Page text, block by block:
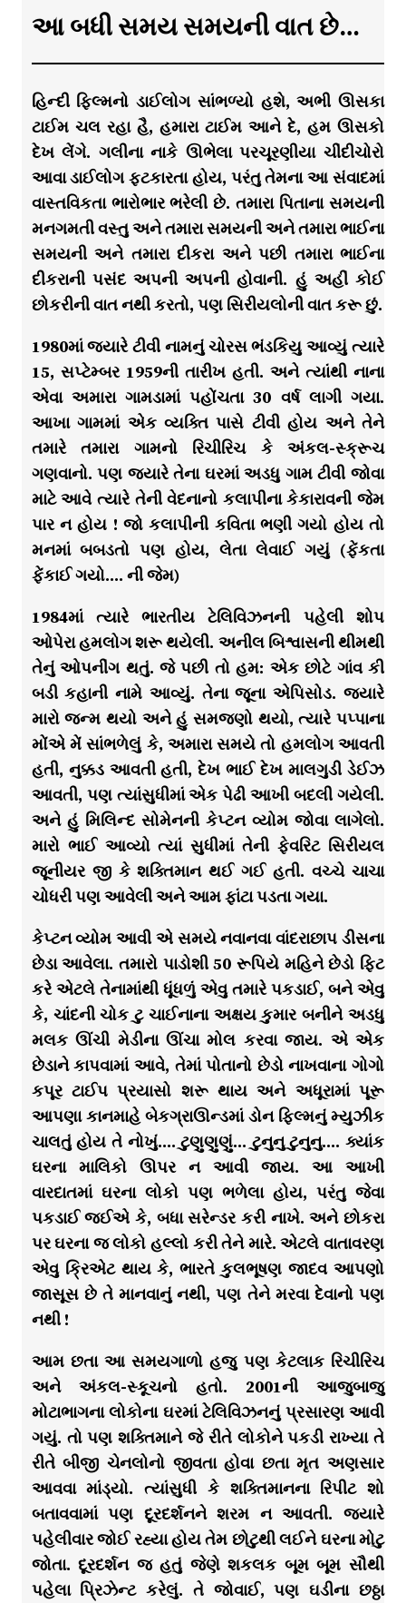
આ બધી સમય સમયની વાત છે…
હિન્દી ફિલ્મનો ડાઈલોગ સાંભળ્યો હશે, અભી ઊસકા
ટાઈમ ચલ રહા હૈ, હમારા ટાઈમ આને દે, હમ ઊસકો
દેખ લેંગે. ગલીના નાકે ઊભેલા પરચૂરણીયા ચીંદીચોરો
આવા ડાઈલોગ ફટકારતા હોય, પરંતુ તેમના આ સંવાદમાં
વાસ્તવિકતા ભારોભાર ભરેલી છે. તમારા પિતાના સમયની
મનગમતી વસ્તુ અને તમારા સમયની અને તમારા ભાઈના
સમયની અને તમારા દીકરા અને પછી તમારા ભાઈના
દીકરાની પસંદ અપની અપની હોવાની. હું અહીં કોઈ
છોકરીની વાત નથી કરતો, પણ સિરીયલોની વાત કરૂ છું.
1980માં જ્યારે ટીવી નામનું ચોરસ ભંડકિયુ આવ્યું ત્યારે
15, સપ્ટેમ્બર 1959ની તારીખ હતી. અને ત્યાંથી નાના
એવા અમારા ગામડામાં પહોંચતા 30 વર્ષ લાગી ગયા.
આખા ગામમાં એક વ્યક્તિ પાસે ટીવી હોય અને તેને
તમારે તમારા ગામનો રિચીરિચ કે અંકલ-સ્ક્રૂચ
ગણવાનો. પણ જ્યારે તેના ઘરમાં અડધુ ગામ ટીવી જોવા
માટે આવે ત્યારે તેની વેદનાનો કલાપીના કેકારાવની જેમ
પાર ન હોય ! જો કલાપીની કવિતા ભણી ગયો હોય તો
મનમાં બબડતો પણ હોય, લેતા લેવાઈ ગયું (ફેંકતા
ફેંકાઈ ગયો…. ની જેમ)
1984માં ત્યારે ભારતીય ટેલિવિઝનની પહેલી શોપ
ઓપેરા હમલોગ શરૂ થયેલી. અનીલ બિશ્વાસની થીમથી
તેનું ઓપનીંગ થતું. જે પછી તો હમ: એક છોટે ગાંવ કી
બડી કહાની નામે આવ્યું. તેના જૂના એપિસોડ. જ્યારે
મારો જન્મ થયો અને હું સમજણો થયો, ત્યારે પપ્પાના
મોંએ મેં સાંભળેલું કે, અમારા સમયે તો હમલોગ આવતી
હતી, નુક્કડ આવતી હતી, દેખ ભાઈ દેખ માલગુડી ડેઈઝ
આવતી, પણ ત્યાંસુધીમાં એક પેઢી આખી બદલી ગયેલી.
અને હું મિલિન્દ સોમેનની કેપ્ટન વ્યોમ જોવા લાગેલો.
મારો ભાઈ આવ્યો ત્યાં સુધીમાં તેની ફેવરિટ સિરીયલ
જૂનીયર જી કે શક્તિમાન થઈ ગઈ હતી. વચ્ચે ચાચા
ચોધરી પણ આવેલી અને આમ ફાંટા પડતા ગયા.
કેપ્ટન વ્યોમ આવી એ સમયે નવાનવા વાંદરાછાપ ડીસના
છેડા આવેલા. તમારો પાડોશી 50 રૂપિયે મહિને છેડો ફિટ
કરે એટલે તેનામાંથી ધૂંધળું એવુ તમારે પકડાઈ, બને એવુ
કે, ચાંદની ચોક ટુ ચાઈનાના અક્ષય કુમાર બનીને અડધુ
મલક ઊંચી મેડીના ઊંચા મોલ કરવા જાય. એ એક
છેડાને કાપવામાં આવે, તેમાં પોતાનો છેડો નાખવાના ગોગો
કપૂર ટાઈપ પ્રયાસો શરૂ થાય અને અધૂરામાં પૂરૂ
આપણા કાનમાહે બેકગ્રાઊન્ડમાં ડોન ફિલ્મનું મ્યુઝીક
ચાલતું હોય તે નોખું…. ટુણુણુણું… ટુનુનુ ટુનુનુ…. ક્યાંક
ઘરના માલિકો ઊપર ન આવી જાય. આ આખી
વારદાતમાં ઘરના લોકો પણ ભળેલા હોય, પરંતુ જેવા
પકડાઈ જઈએ કે, બધા સરેન્ડર કરી નાખે. અને છોકરા
પર ઘરના જ લોકો હલ્લો કરી તેને મારે. એટલે વાતાવરણ
એવુ ક્રિએટ થાય કે, ભારતે કુલભૂષણ જાદવ આપણો
જાસૂસ છે તે માનવાનું નથી, પણ તેને મરવા દેવાનો પણ
નથી !
આમ છતા આ સમયગાળો હજુ પણ કેટલાક રિચીરિચ
અને અંકલ-સ્કૂચનો હતો. 2001ની આજુબાજુ
મોટાભાગના લોકોના ઘરમાં ટેલિવિઝનનું પ્રસારણ આવી
ગયું. તો પણ શક્તિમાને જે રીતે લોકોને પકડી રાખ્યા તે
રીતે બીજી ચેનલોનો જીવતા હોવા છતા મૃત અણસાર
આવવા માંડ્યો. ત્યાંસુધી કે શક્તિમાનના રિપીટ શો
બતાવવામાં પણ દૂરદર્શનને શરમ ન આવતી. જ્યારે
પહેલીવાર જોઈ રહ્યા હોય તેમ છોટુથી લઈને ઘરના મોટુ
જોતા. દૂરદર્શન જ હતું જેણે શકલક બૂમ બૂમ સૌથી
પહેલા પ્રિઝેન્ટ કરેલું. તે જોવાઈ, પણ ઘડીના છઠ્ઠા